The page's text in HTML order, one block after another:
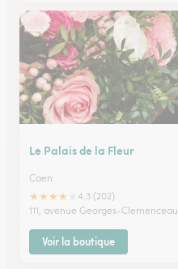
Le Palais de la Fleur
Caen
★★★★
4.3 (202)
111, avenue Georges-Clemenceau
Voir la boutique